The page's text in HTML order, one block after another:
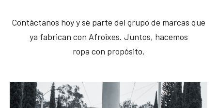
Contáctanos hoy y sé parte del grupo de marcas que
ya fabrican con Afroixes. Juntos, hacemos
ropa con propósito.